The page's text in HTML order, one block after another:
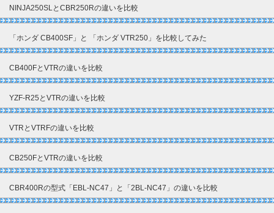
NINJA250SLとCBR250Rの違いを比較
「ホンダ CB400SF」と 「ホンダ VTR250」を比較してみた
CB400FとVTRの違いを比較
YZF-R25とVTRの違いを比較
VTRとVTRFの違いを比較
CB250FとVTRの違いを比較
CBR400Rの型式「EBL-NC47」と「2BL-NC47」の違いを比較